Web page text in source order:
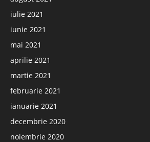
iulie 2021
iunie 2021
mai 2021
aprilie 2021
martie 2021
februarie 2021
ianuarie 2021
decembrie 2020
noiembrie 2020